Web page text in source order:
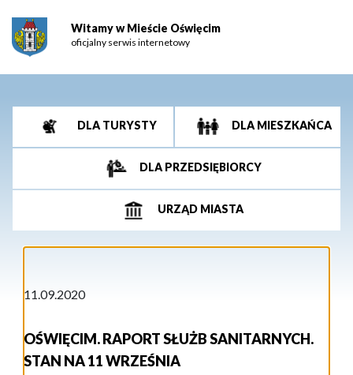
Witamy w Mieście Oświęcim
oficjalny serwis internetowy
DLA TURYSTY DLA MIESZKAŃCA
DLA PRZEDSIĘBIORCY
URZĄD MIASTA
11.09.2020
OŚWIĘCIM. RAPORT SŁUŻB SANITARNYCH.
STAN NA 11 WRZEŚNIA